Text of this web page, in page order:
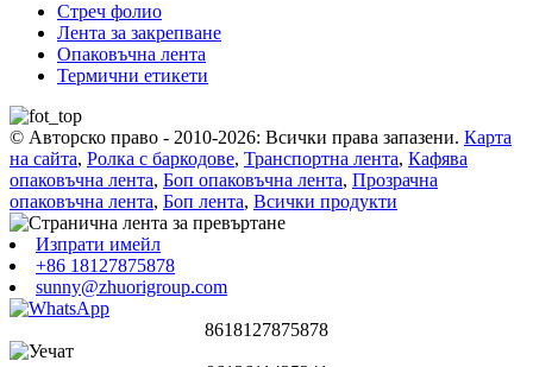
Стреч фолио
Лента за закрепване
Опаковъчна лента
Термични етикети
© Авторско право - 2010-2026: Всички права запазени. Карта
на сайта, Ролка с баркодове, Транспортна лента, Кафява
опаковъчна лента, Боп опаковъчна лента, Прозрачна
опаковъчна лента, Боп лента, Всички продукти
Изпрати имейл
+86 18127875878
sunny@zhuorigroup.com
8618127875878